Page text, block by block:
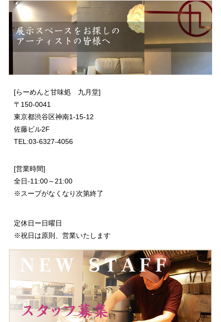
[らーめんと甘味処 九月堂]
〒 150-0041
東京都渋谷区神南1-15-12
佐藤ビル2F
TEL:03-6327-4056
[営業時間]
全日-11:00～21:00
※スープがなくなり次第終了
定休日ー日曜日
※祝日は原則、営業いたします